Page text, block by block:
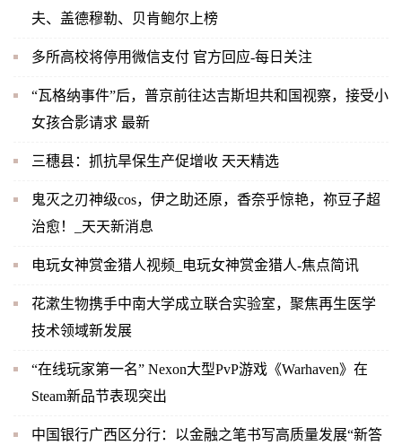
夫、盖德穆勒、贝肯鲍尔上榜
多所高校将停用微信支付 官方回应-每日关注
“瓦格纳事件”后，普京前往达吉斯坦共和国视察，接受小
女孩合影请求 最新
三穗县：抓抗旱保生产促增收 天天精选
鬼灭之刃神级cos，伊之助还原，香奈乎惊艳，祢豆子超
治愈！_天天新消息
电玩女神赏金猎人视频_电玩女神赏金猎人-焦点简讯
花漱生物携手中南大学成立联合实验室，聚焦再生医学
技术领域新发展
“在线玩家第一名” Nexon大型PvP游戏《Warhaven》在
Steam新品节表现突出
中国银行广西区分行：以金融之笔书写高质量发展“新答